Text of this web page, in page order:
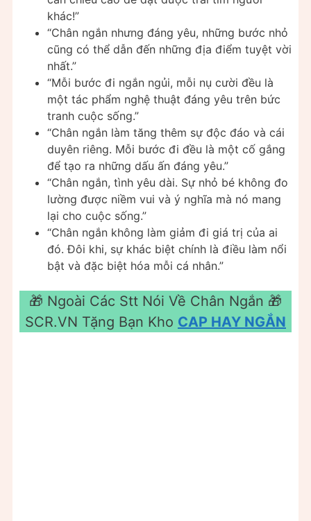
khác!”
“Chân ngắn nhưng đáng yêu, những bước nhỏ
cũng có thể dẫn đến những địa điểm tuyệt vời
nhất.”
“Mỗi bước đi ngắn ngủi, mỗi nụ cười đều là
một tác phẩm nghệ thuật đáng yêu trên bức
tranh cuộc sống.”
“Chân ngắn làm tăng thêm sự độc đáo và cái
duyên riêng. Mỗi bước đi đều là một cố gắng
để tạo ra những dấu ấn đáng yêu.”
“Chân ngắn, tình yêu dài. Sự nhỏ bé không đo
lường được niềm vui và ý nghĩa mà nó mang
lại cho cuộc sống.”
“Chân ngắn không làm giảm đi giá trị của ai
đó. Đôi khi, sự khác biệt chính là điều làm nổi
bật và đặc biệt hóa mỗi cá nhân.”
🎁 Ngoài Các Stt Nói Về Chân Ngắn 🎁
SCR.VN Tặng Bạn Kho CAP HAY NGẮN